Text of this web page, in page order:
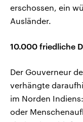
erschossen, ein
Ausländer.
10.000 friedliche
Der Gouverneur
verhängte
im Norden
oder